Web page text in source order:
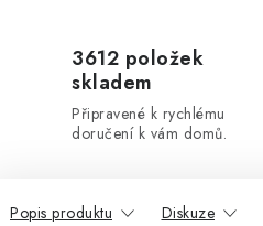
3612 položek
skladem
Připravené k rychlému
doručení k vám domů.
Popis produktu Diskuze